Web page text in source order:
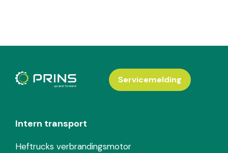
Intern transport
Heftrucks verbrandingsmotor
Servicemelding